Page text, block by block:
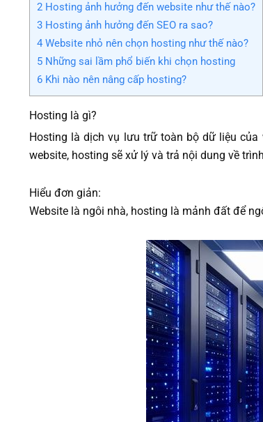
2 Hosting ảnh hưởng đến website như thế nào?
3 Hosting ảnh hưởng đến SEO ra sao?
4 Website nhỏ nên chọn hosting như thế nào?
5 Những sai lầm phổ biến khi chọn hosting
6 Khi nào nên nâng cấp hosting?
Hosting là gì?
Hosting là dịch vụ lưu trữ toàn bộ dữ liệu
website, hosting sẽ xử lý và trả nội dung về
Hiểu đơn giản:
Website là ngôi nhà, hosting là mảnh đất để